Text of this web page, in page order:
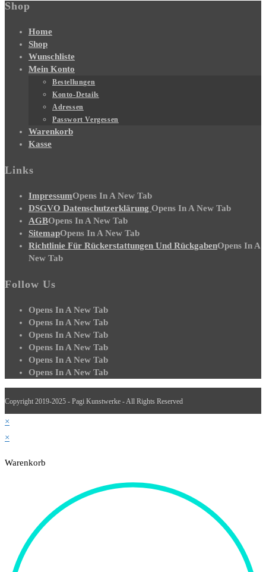
Shop
Home
Shop
Wunschliste
Mein Konto
Bestellungen
Konto-Details
Adressen
Passwort Vergessen
Warenkorb
Kasse
Links
ImpressumOpens In A New Tab
DSGVO Datenschutzerklärung Opens In A New Tab
AGBOpens In A New Tab
SitemapOpens In A New Tab
Richtlinie Für Rückerstattungen Und RückgabenOpens In A
New Tab
Follow Us
Opens In A New Tab
Opens In A New Tab
Opens In A New Tab
Opens In A New Tab
Opens In A New Tab
Opens In A New Tab
Copyright 2019-2025 - Pagi Kunstwerke - All Rights Reserved
×
×
Warenkorb